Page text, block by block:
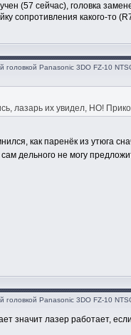
(57 сейчас), головка
сопротивления какого-то
головкой Panasonic 3DO FZ-10
лазарь их увидел, НО!
как паренёк из утюга
дельного не могу
головкой Panasonic 3DO FZ-10
значит лазер работает,